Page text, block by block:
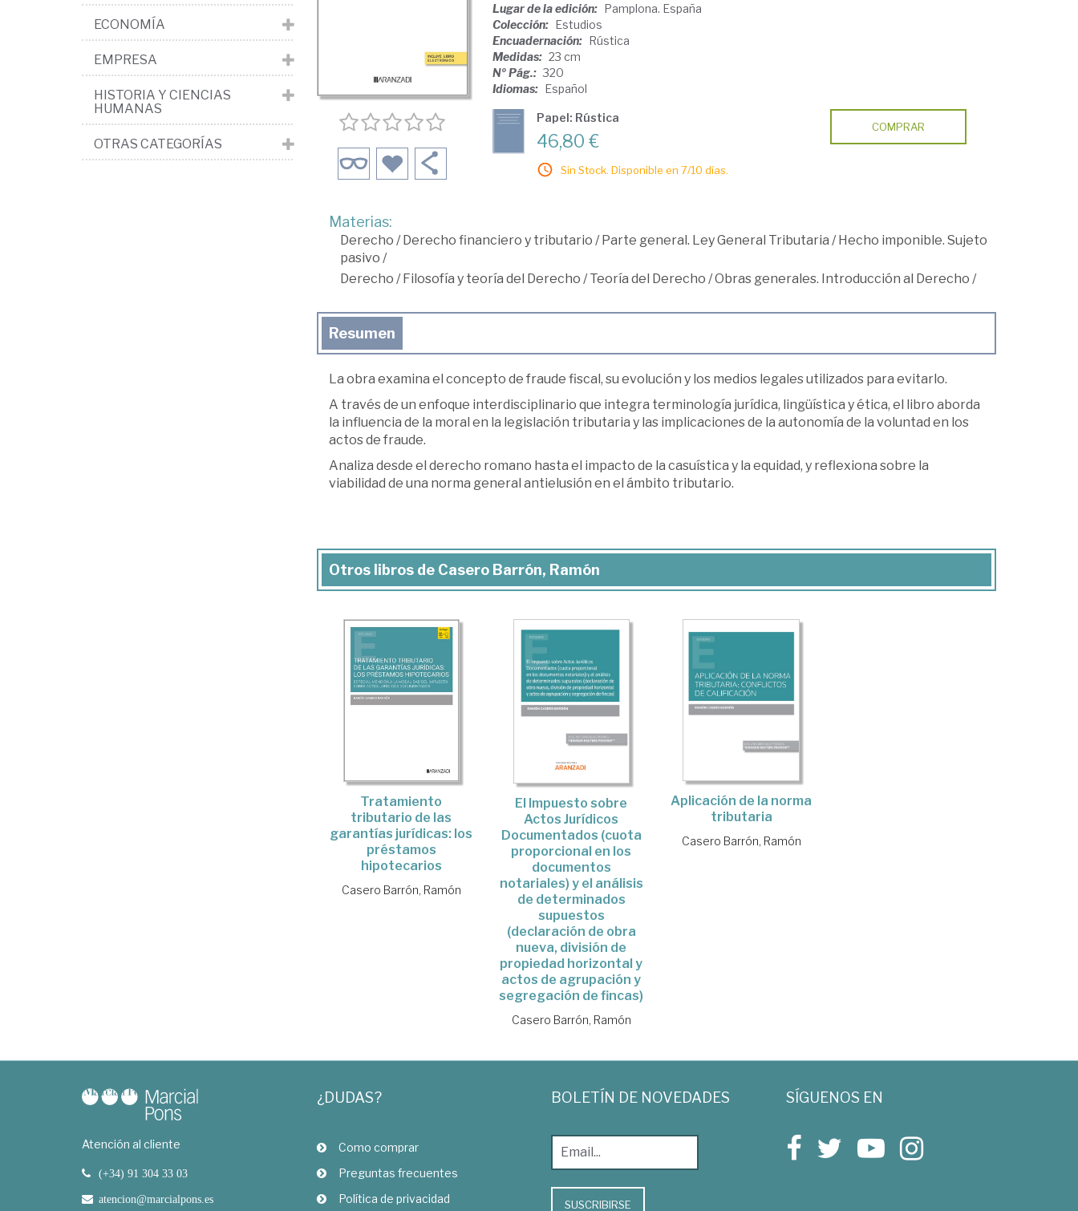
Lugar de la edición: Pamplona. España
Colección: Estudios
Encuadernación: Rústica
Medidas: 23 cm
Nº Pág.: 320
Idiomas: Español
Papel: Rústica
46,80 €
Sin Stock. Disponible en 7/10 días.
COMPRAR
Materias:
Derecho /Derecho financiero y tributario /Parte general. Ley General Tributaria /Hecho imponible. Sujeto
pasivo /
Derecho /Filosofía y teoría del Derecho /Teoría del Derecho /Obras generales. Introducción al Derecho /
Resumen
La obra examina el concepto de fraude fiscal, su evolución y los medios legales utilizados para evitarlo.
A través de un enfoque interdisciplinario que integra terminología jurídica, lingüística y ética, el libro aborda
la influencia de la moral en la legislación tributaria y las implicaciones de la autonomía de la voluntad en los
actos de fraude.
Analiza desde el derecho romano hasta el impacto de la casuística y la equidad, y reflexiona sobre la
viabilidad de una norma general antielusión en el ámbito tributario.
Otros libros de Casero Barrón, Ramón
Tratamiento
tributario de las
garantías jurídicas: los
préstamos
hipotecarios
Casero Barrón, Ramón
El Impuesto sobre
Actos Jurídicos
Documentados (cuota
proporcional en los
documentos
notariales) y el análisis
de determinados
supuestos
(declaración de obra
nueva, división de
propiedad horizontal y
actos de agrupación y
segregación de fincas)
Casero Barrón, Ramón
Aplicación de la norma
tributaria
Casero Barrón, Ramón
ECONOMÍA
EMPRESA
HISTORIA Y CIENCIAS
HUMANAS
OTRAS CATEGORÍAS
Atención al cliente
(+34) 91 304 33 03
atencion@marcialpons.es
¿DUDAS?
Como comprar
Preguntas frecuentes
Política de privacidad
BOLETÍN DE NOVEDADES
SUSCRIBIRSE
SÍGUENOS EN